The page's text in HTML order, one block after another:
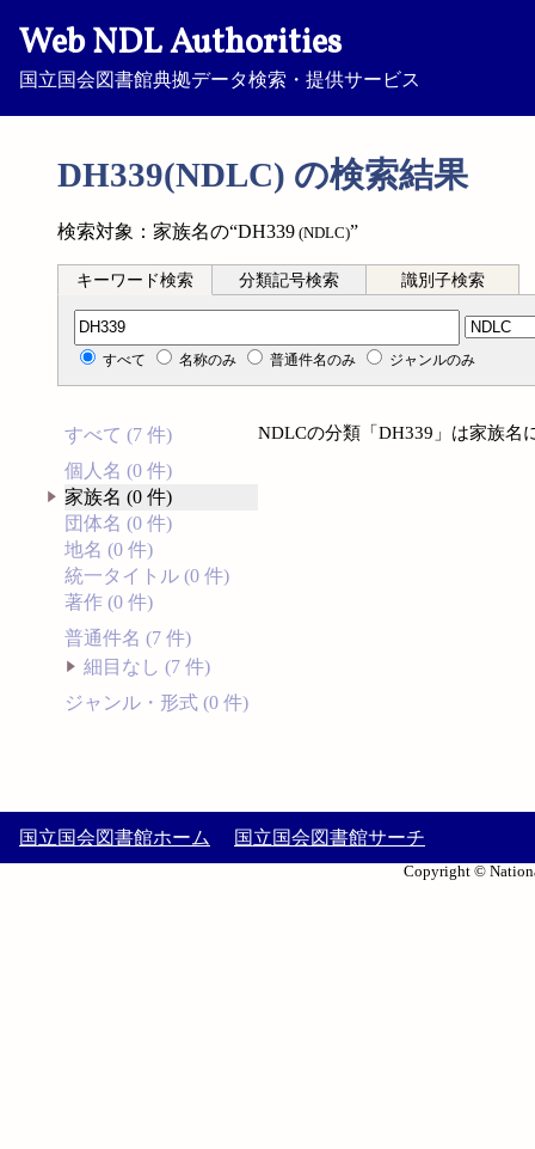
Web NDL Authorities
国立国会図書館典拠データ検索・提供サービス
DH339(NDLC) の検索結果
検索対象：家族名の“DH339 (NDLC)”
キーワード検索 分類記号検索 識別子検索
分類記号検索
すべて 名称のみ 普通件名のみ ジャンルのみ
すべて (7 件)
個人名 (0 件)
家族名 (0 件)
団体名 (0 件)
地名 (0 件)
統一タイトル (0 件)
著作 (0 件)
普通件名 (7 件)
細目なし (7 件)
ジャンル・形式 (0 件)
NDLCの分類「DH339」は家族名
国立国会図書館ホーム 国立国会図書館サーチ
Copyright ©